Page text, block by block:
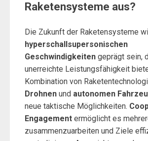
Raketensysteme aus?
Die Zukunft der Raketensysteme
hyperschallsupersonischen
Geschwindigkeiten geprägt sein,
unerreichte Leistungsfähigkeit
Kombination von
Drohnen und autonomen
neue taktische Möglichkeiten.
Engagement ermöglicht es
zusammenzuarbeiten und Ziele